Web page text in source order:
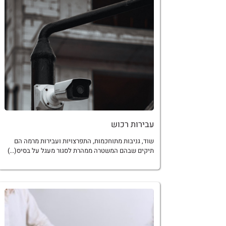
עבירות רכוש
שוד, גניבות מתוחכמות, התפרצויות ועבירות מרמה הם
תיקים שבהם המשטרה ממהרת לסגור מעגל על בסיס(...)